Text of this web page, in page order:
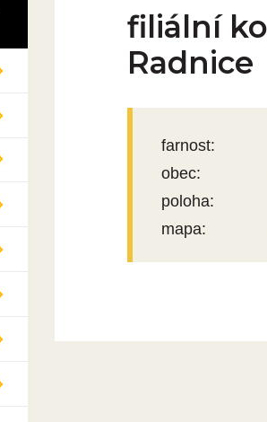
filiální
Radnice
farnost:
obec:
poloha:
mapa: